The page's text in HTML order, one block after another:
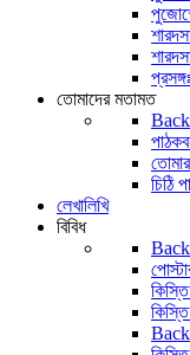
তোমাদের মতামত
Back
চিঠি
লেখালিখি
বিবিধ
Back
Back